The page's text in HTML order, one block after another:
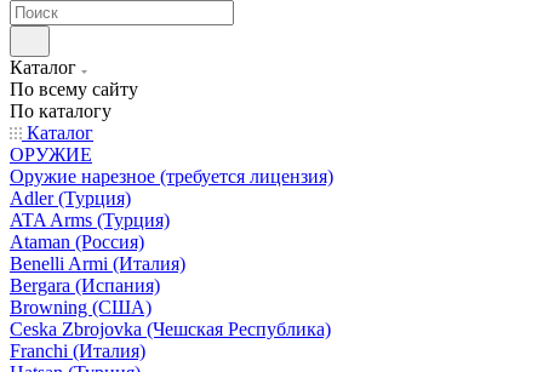
Каталог
По всему сайту
По каталогу
Каталог
ОРУЖИЕ
Оружие нарезное (требуется лицензия)
Adler (Турция)
ATA Arms (Турция)
Ataman (Россия)
Benelli Armi (Италия)
Bergara (Испания)
Browning (США)
Ceska Zbrojovka (Чешская Республика)
Franchi (Италия)